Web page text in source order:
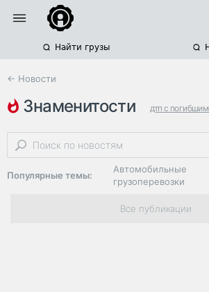
Найти грузы
← Новости
знаменитости дтп с
водители грузовиков
Популярные темы:
Автомобильные
грузоперевозки
Региональная
логистика
Все публикации